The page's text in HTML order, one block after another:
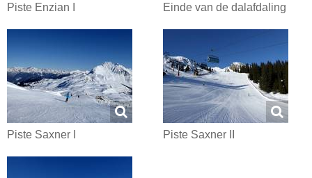
Piste Enzian I Einde van de dalafdaling
Piste Saxner I Piste Saxner II